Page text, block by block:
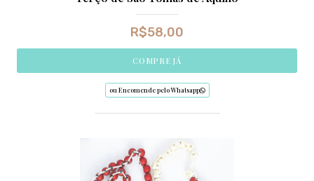
R$58,00
COMPRE JÁ
ou Encomende pelo Whatsapp